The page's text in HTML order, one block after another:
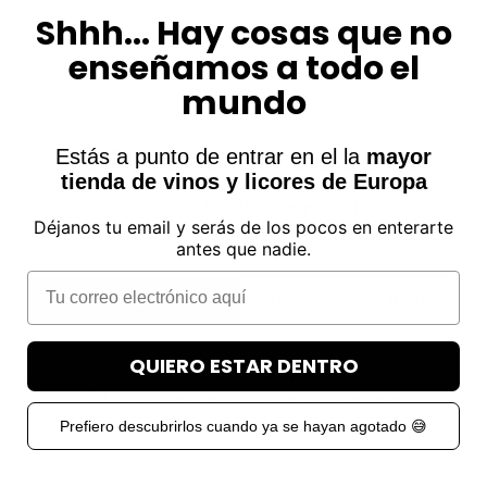
e
d
e
e
s
nos permite realizar maceraciones
de la calidad en los vinos resultantes.
RESEÑAS DE CLIENTES
Sé el primero en escribir una reseña
VERIFICACIÓN DE EDAD
acceder a esta web debes superar los 18 años.
verifica tu edad.
SI, soy mayor de 18
Shhh... Hay cosas que no
enseñamos a todo el
mundo
Estás a punto de entrar en el la mayor
tienda de vinos y licores de Europa
Déjanos tu email y serás de los pocos en enterarte
antes que nadie.
Email
QUIERO ESTAR DENTRO
Prefiero descubrirlos cuando ya se hayan agotado 😅